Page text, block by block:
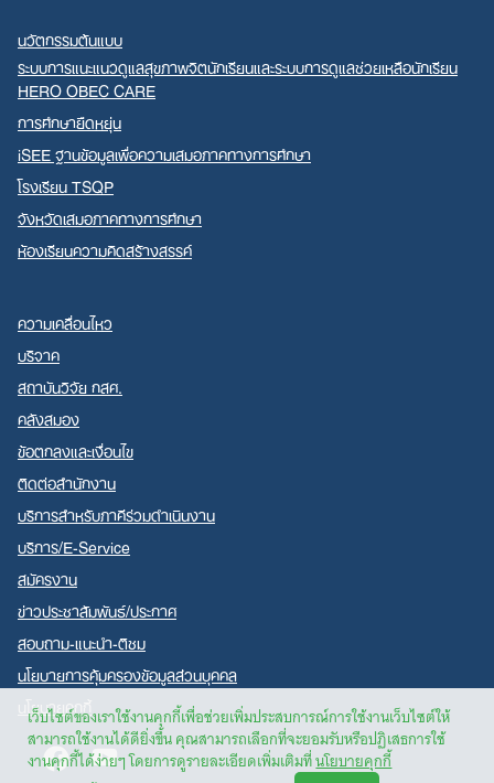
เว็บไซต์ของเราใช้งานคุกกี้เพื่อช่วยเพิ่มประสบการณ์การใช้งานเว็บไซต์ให้
สามารถใช้งานได้ดียิ่งขึ้น คุณสามารถเลือกที่จะยอมรับหรือปฏิเสธการใช้
งานคุกกี้ได้ง่ายๆ โดยการดูรายละเอียดเพิ่มเติมที่นโยบายคุกกี้
นวัตกรรมต้นแบบ
ระบบการแนะแนวดูแลสุขภาพจิตนักเรียนและระบบการดูแลช่วยเหลือนักเรียน
HERO OBEC CARE
การศึกษายืดหยุ่น
iSEE ฐานข้อมูลเพื่อความเสมอภาคทางการศึกษา
โรงเรียน TSQP
จังหวัดเสมอภาคทางการศึกษา
ห้องเรียนความคิดสร้างสรรค์
ความเคลื่อนไหว
บริจาค
สถาบันวิจัย กสศ.
คลังสมอง
ข้อตกลงและเงื่อนไข
ติดต่อสำนักงาน
บริการสำหรับภาคีร่วมดำเนินงาน
บริการ/E-Service
สมัครงาน
ข่าวประชาสัมพันธ์/ประกาศ
สอบถาม-แนะนำ-ติชม
นโยบายการคุ้มครองข้อมูลส่วนบุคคล
นโยบายคุกกี้
FacebookYoutube